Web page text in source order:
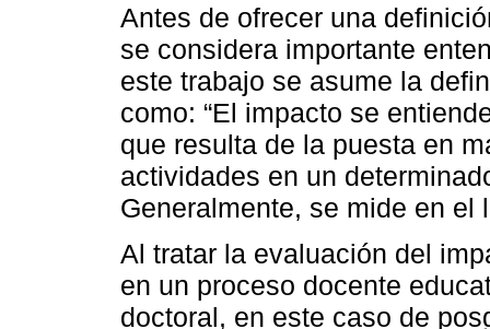
Antes de ofrecer una
se considera importante
este trabajo se asume la
como: “El impacto se
que resulta de la puesta en
actividades en un
Generalmente, se mide en el
Al tratar la evaluación del
en un proceso docente
doctoral, en este caso de